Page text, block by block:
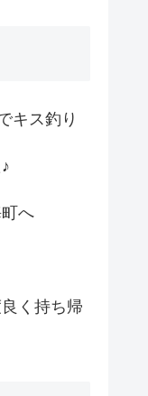
ス釣り
へ
く持ち帰